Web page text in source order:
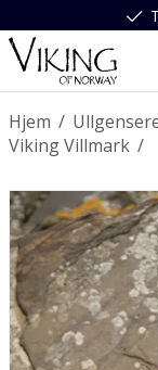
/
Hjem
/
Viking Villmark